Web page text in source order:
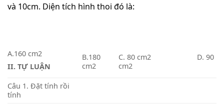
và 10cm. Diện tích hình thoi đó là:
A.160 cm2
II. TỰ LUẬN
B.180
cm2
C. 80 cm2
D. 90
cm2
Câu 1. Đặt tính rồi
tính